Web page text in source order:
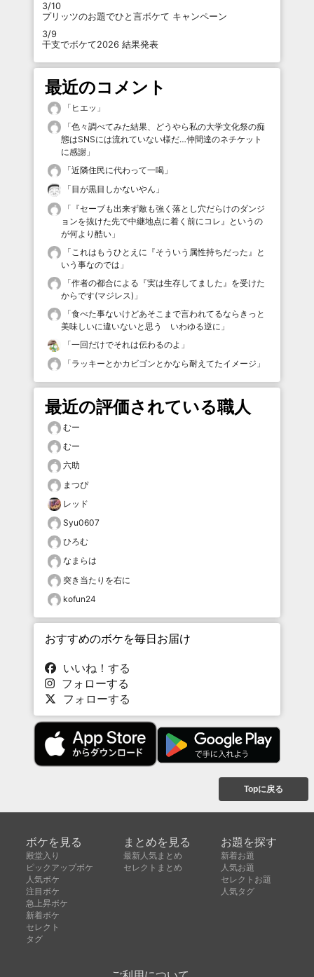
3/10
プリッツのお題でひと言ボケて キャンペーン
3/9
干支でボケて2026 結果発表
最近のコメント
「 ヒエッ 」
「色々調べてみた結果、どうやら私の大学文化祭の痴
態はSNSには流れていない様だ…仲間達のネチケット
に感謝 」
「近隣住民に代わって一喝 」
「目が黒目しかないやん 」
「 『セーブも出来ず敵も強く落とし穴だらけのダンジ
ョンを抜けた先で中継地点に着く前にコレ』というの
が何より酷い 」
「 これはもうひとえに『そういう属性持ちだった』と
いう事なのでは 」
「作者の都合による『実は生存してました』を受けた
からです(マジレス) 」
「食べた事ないけどあそこまで言われてるならきっと
美味しいに違いないと思う いわゆる逆に 」
「一回だけでそれは伝わるのよ 」
「ラッキーとかカビゴンとかなら耐えてたイメージ 」
最近の評価されている職人
むー
むー
六助
まつぴ
レッド
Syu0607
ひろむ
なまらは
突き当たりを右に
kofun24
おすすめのボケを毎日お届け
いいね！する
フォローする
フォローする
Topに戻る
ボケを見る
殿堂入り
ピックアップボケ
人気ボケ
注目ボケ
急上昇ボケ
新着ボケ
セレクト
タグ
まとめを見る
最新人気まとめ
セレクトまとめ
お題を探す
新着お題
人気お題
セレクトお題
人気タグ